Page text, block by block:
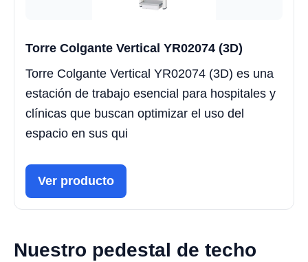
Torre Colgante Vertical YR02074 (3D)
Torre Colgante Vertical YR02074 (3D) es una
estación de trabajo esencial para hospitales y
clínicas que buscan optimizar el uso del
espacio en sus qui
Ver producto
Nuestro pedestal de techo